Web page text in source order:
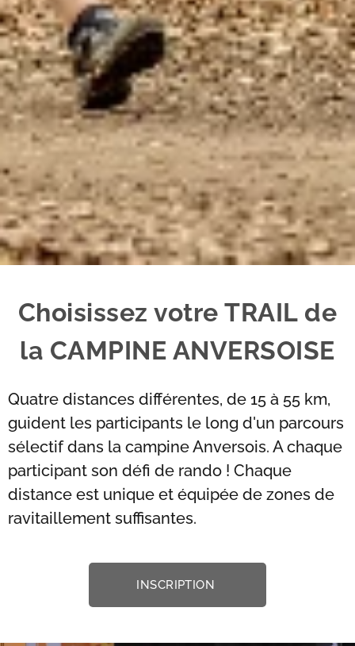
Choisissez votre TRAIL de
la CAMPINE ANVERSOISE
Quatre distances différentes, de 15 à 55 km,
guident les participants le long d'un parcours
sélectif dans la campine Anversois. A chaque
participant son défi de rando ! Chaque
distance est unique et équipée de zones de
ravitaillement suffisantes.
INSCRIPTION